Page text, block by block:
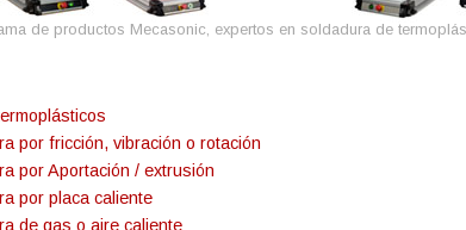
de productos Mecasonic, expertos en soldadura de
por fricción, vibración o rotación
por Aportación / extrusión
por placa caliente
de gas o aire caliente